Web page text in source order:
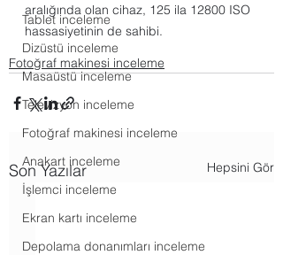
Tablet inceleme
Dizüstü inceleme
Masaüstü inceleme
Televizyon inceleme
Fotoğraf makinesi inceleme
Anakart inceleme
İşlemci inceleme
Ekran kartı inceleme
Depolama donanımları inceleme
aralığında olan cihaz, 125 ila 12800 ISO
hassasiyetinin de sahibi.
Fotoğraf makinesi inceleme
Son Yazılar Hepsini Gör